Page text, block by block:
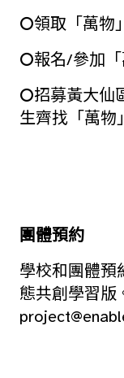
⭘領取「萬物
⭘報名/參加「
⭘招募黃大仙
生齊找「萬物
團體預約
學校和團體預
態共創學習版